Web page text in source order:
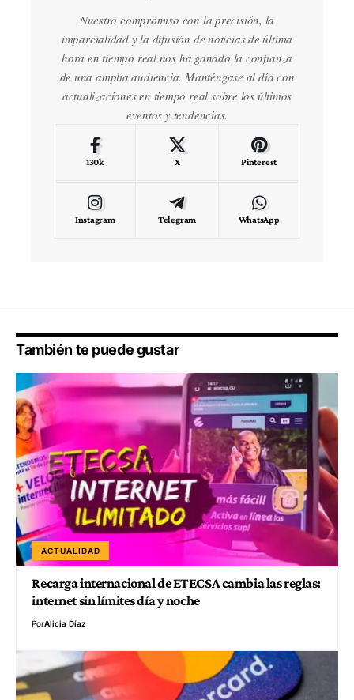
Nuestro compromiso con la precisión, la
imparcialidad y la difusión de noticias de última
hora en tiempo real nos ha ganado la confianza
de una amplia audiencia. Manténgase al día con
actualizaciones en tiempo real sobre los últimos
eventos y tendencias.
130k X Pinterest
Instagram Telegram WhatsApp
También te puede gustar
ACTUALIDAD
Recarga internacional de ETECSA cambia las reglas:
internet sin límites día y noche
PorAlicia Díaz